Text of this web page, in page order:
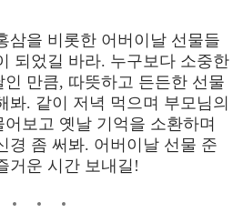
삼을 비롯한 어버이날 선물들
되었길 바라. 누구보다 소중한
만큼, 따뜻하고 든든한 선물
봐. 같이 저녁 먹으며 부모님의
보고 옛날 기억을 소환하며
경 좀 써봐. 어버이날 선물 준
거운 시간 보내길 !